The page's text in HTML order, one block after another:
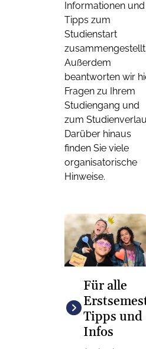
Informationen und
Tipps zum
Studienstart
Außerdem
beantworten wir
Fragen zu Ihrem
Studiengang und
zum
Darüber hinaus
finden Sie viele
organisatorische
Hinweise.
Für alle
Tipps und
Infos